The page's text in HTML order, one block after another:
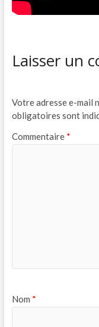
Laisser un
Votre adresse e-mail
obligatoires sont
Commentaire *
Nom *